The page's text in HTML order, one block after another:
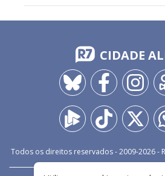
CIDADE
Todos os direitos reservados - 2009-2026-